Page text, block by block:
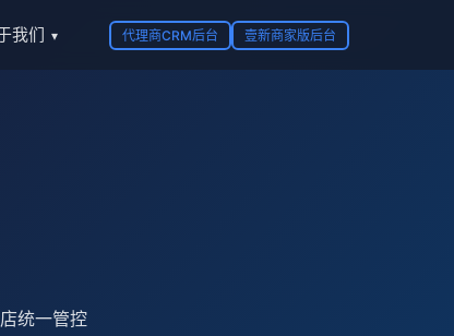
我们 ▾ 代理商CRM后台 壹新商家版后台
统一管控